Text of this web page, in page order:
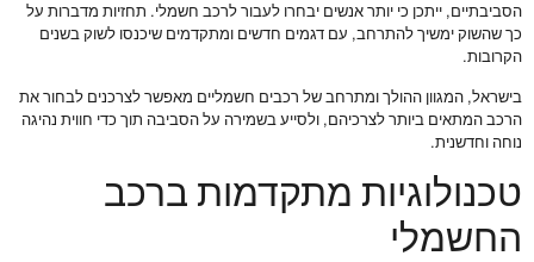
הסביבתיים, ייתכן כי יותר אנשים יבחרו לעבור לרכב חשמלי. תחזיות מדברות על
כך שהשוק ימשיך להתרחב, עם דגמים חדשים ומתקדמים שיכנסו לשוק בשנים
הקרובות.
בישראל, המגוון ההולך ומתרחב של רכבים חשמליים מאפשר לצרכנים לבחור את
הרכב המתאים ביותר לצרכיהם, ולסייע בשמירה על הסביבה תוך כדי חווית נהיגה
נוחה וחדשנית.
טכנולוגיות מתקדמות ברכב
החשמלי